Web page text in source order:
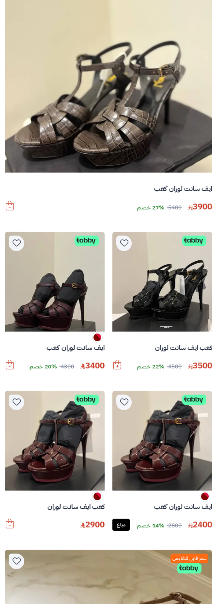
ايف سانت لوران كعب
3900
5400 27% خصم
كعب ايف سانت لوران
3500
4500 22% خصم
ايف سانت لوران كعب
3400
4300 20% خصم
ايف سانت لوران كعب
2400
2800 14% خصم مباع
كعب ايف سانت لوران
2900
سعر قابل للتفاوض